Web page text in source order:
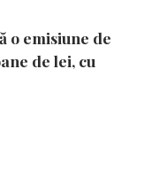
o emisiune de
de lei, cu